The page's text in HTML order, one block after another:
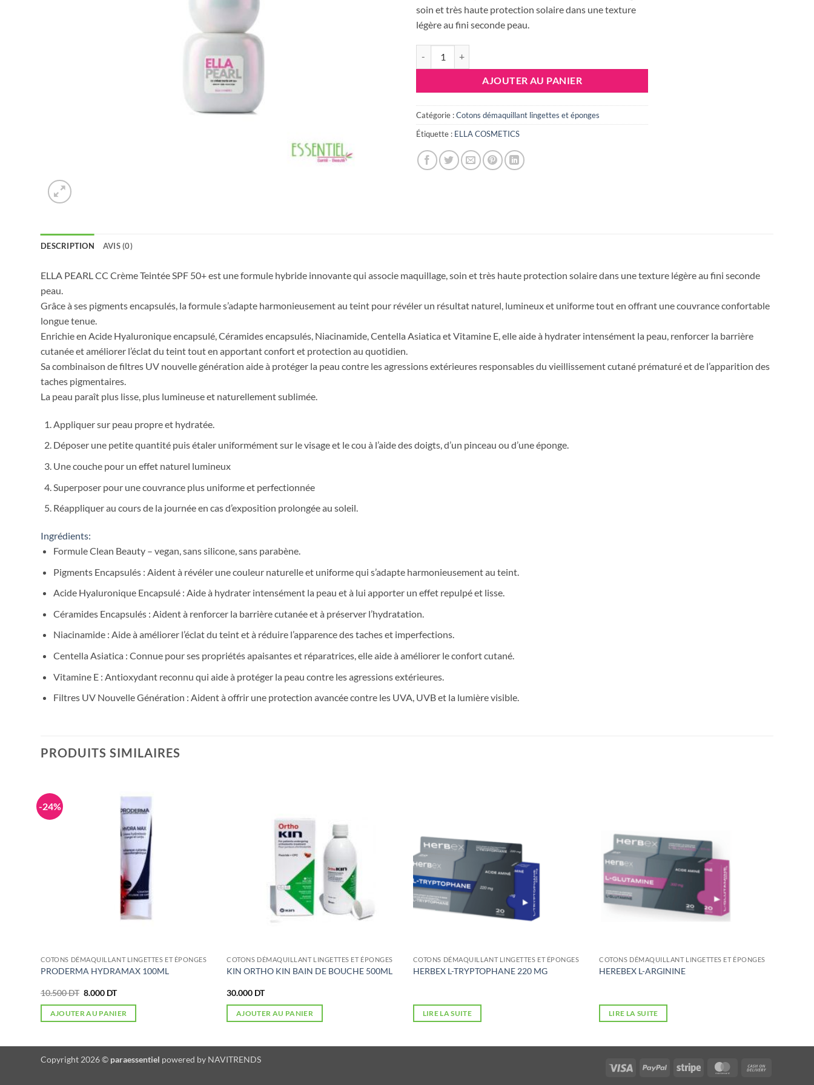
soin et très haute protection solaire dans une texture
légère au fini seconde peau.
AJOUTER AU PANIER
Catégorie :Cotons démaquillant lingettes et éponges
Étiquette : ELLA COSMETICS
DESCRIPTION AVIS (0)
ELLA PEARL CC Crème Teintée SPF 50+ est une formule hybride innovante qui associe maquillage, soin et très haute protection solaire dans une texture légère au fini seconde
peau.
Grâce à ses pigments encapsulés, la formule s’adapte harmonieusement au teint pour révéler un résultat naturel, lumineux et uniforme tout en offrant une couvrance confortable
longue tenue.
Enrichie en Acide Hyaluronique encapsulé, Céramides encapsulés, Niacinamide, Centella Asiatica et Vitamine E, elle aide à hydrater intensément la peau, renforcer la barrière
cutanée et améliorer l’éclat du teint tout en apportant confort et protection au quotidien.
Sa combinaison de filtres UV nouvelle génération aide à protéger la peau contre les agressions extérieures responsables du vieillissement cutané prématuré et de l’apparition des
taches pigmentaires.
La peau paraît plus lisse, plus lumineuse et naturellement sublimée.
Appliquer sur peau propre et hydratée.
Déposer une petite quantité puis étaler uniformément sur le visage et le cou à l’aide des doigts, d’un pinceau ou d’une éponge.
Une couche pour un effet naturel lumineux
Superposer pour une couvrance plus uniforme et perfectionnée
Réappliquer au cours de la journée en cas d’exposition prolongée au soleil.
Ingrédients:
Formule Clean Beauty – vegan, sans silicone, sans parabène.
Pigments Encapsulés : Aident à révéler une couleur naturelle et uniforme qui s’adapte harmonieusement au teint.
Acide Hyaluronique Encapsulé : Aide à hydrater intensément la peau et à lui apporter un effet repulpé et lisse.
Céramides Encapsulés : Aident à renforcer la barrière cutanée et à préserver l’hydratation.
Niacinamide : Aide à améliorer l’éclat du teint et à réduire l’apparence des taches et imperfections.
Centella Asiatica : Connue pour ses propriétés apaisantes et réparatrices, elle aide à améliorer le confort cutané.
Vitamine E : Antioxydant reconnu qui aide à protéger la peau contre les agressions extérieures.
Filtres UV Nouvelle Génération : Aident à offrir une protection avancée contre les UVA, UVB et la lumière visible.
PRODUITS SIMILAIRES
-24%
COTONS DÉMAQUILLANT LINGETTES ET ÉPONGES
PRODERMA HYDRAMAX 100ML
10.500DT Le
initial
était :
8.000 DTLe
actuel
est :
AJOUTER AU PANIER
COTONS DÉMAQUILLANT LINGETTES ET ÉPONGES
KIN ORTHO KIN BAIN DE BOUCHE 500ML
30.000 DT
AJOUTER AU PANIER
COTONS DÉMAQUILLANT LINGETTES ET ÉPONGES
HERBEX L-TRYPTOPHANE 220 MG
LIRE LA SUITE
COTONS DÉMAQUILLANT LINGETTES ET ÉPONGES
HEREBEX L-ARGININE
LIRE LA SUITE
Visa PayPal Stripe MasterCard
Copyright 2026 © paraessentiel powered by NAVITRENDS